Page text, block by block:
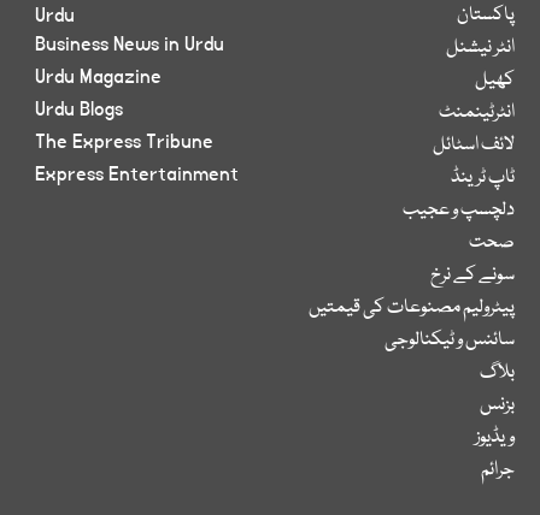
پاکستان
انٹر نیشنل
کھیل
انٹرٹینمنٹ
لائف اسٹائل
ٹاپ ٹرینڈ
دلچسپ و عجیب
صحت
سونے کے نرخ
پیٹرولیم مصنوعات کی قیمتیں
سائنس و ٹیکنالوجی
بلاگ
بزنس
ویڈیوز
جرائم
Urdu
Business News in Urdu
Urdu Magazine
Urdu Blogs
The Express Tribune
Express Entertainment